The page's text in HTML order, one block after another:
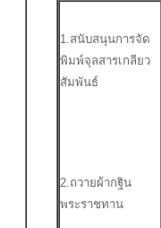
1.สนับสนุนการจัด
พิมพ์จุลสารเกลียว
สัมพันธ์
2.ถวายผ้ากฐิน
พระราชทาน